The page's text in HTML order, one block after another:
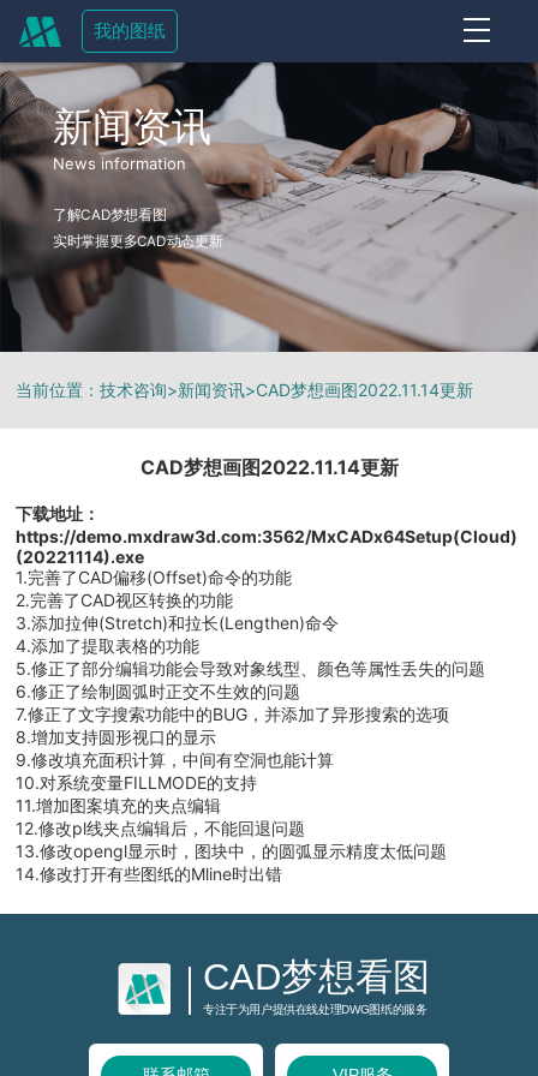
我的图纸
新闻资讯
News information
了解CAD梦想看图
实时掌握更多CAD动态更新
当前位置：技术咨询>新闻资讯>CAD梦想画图2022.11.14更新
CAD梦想画图2022.11.14更新
下载地址：
https://demo.mxdraw3d.com:3562/MxCADx64Setup(Cloud)
(20221114).exe
1.完善了CAD偏移(Offset)命令的功能
2.完善了CAD视区转换的功能
3.添加拉伸(Stretch)和拉长(Lengthen)命令
4.添加了提取表格的功能
5.修正了部分编辑功能会导致对象线型、颜色等属性丢失的问题
6.修正了绘制圆弧时正交不生效的问题
7.修正了文字搜索功能中的BUG，并添加了异形搜索的选项
8.增加支持圆形视口的显示
9.修改填充面积计算，中间有空洞也能计算
10.对系统变量FILLMODE的支持
11.增加图案填充的夹点编辑
12.修改pl线夹点编辑后，不能回退问题
13.修改opengl显示时，图块中，的圆弧显示精度太低问题
14.修改打开有些图纸的Mline时出错
CAD梦想看图
专注于为用户提供在线处理DWG图纸的服务